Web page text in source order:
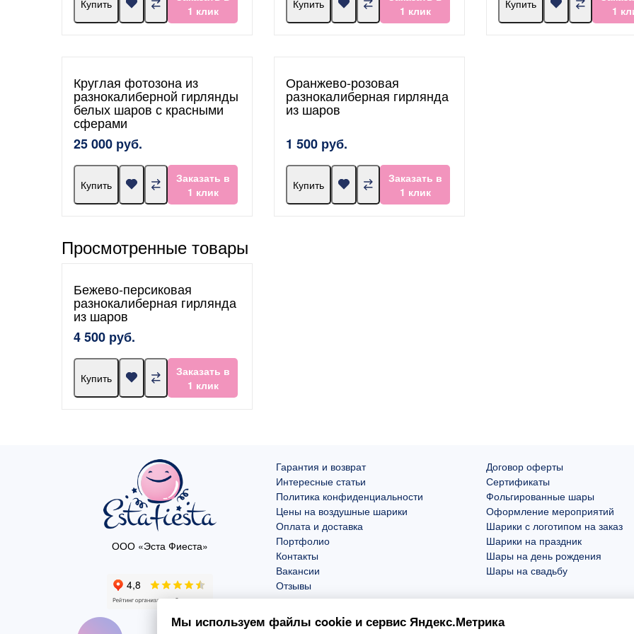
Купить
1 клик
Купить
1 клик
Купить
1
Круглая фотозона из
разнокалиберной гирлянды
белых шаров с красными
сферами
25 000 руб.
Купить
Заказать в
1 клик
Оранжево-розовая
разнокалиберная гирлянда
из шаров
1 500 руб.
Купить
Заказать в
1 клик
Просмотренные товары
Бежево-персиковая
разнокалиберная гирлянда
из шаров
4 500 руб.
Купить
Заказать в
1 клик
ООО «Эста Фиеста»
Гарантия и возврат
Интересные статьи
Политика конфиденциальности
Цены на воздушные шарики
Оплата и доставка
Портфолио
Контакты
Вакансии
Отзывы
Договор оферты
Сертификаты
Фольгированные шары
Оформление мероприятий
Шарики с логотипом на заказ
Шарики на праздник
Шары на день рождения
Шары на свадьбу
Мы используем файлы cookie и сервис Яндекс.Метрика